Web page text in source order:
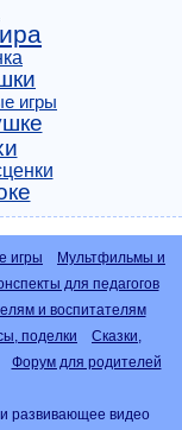
игры
игры
Мультфильмы и
для педагогов
и воспитателям
поделки
Сказки,
Форум для родителей
развивающее видео